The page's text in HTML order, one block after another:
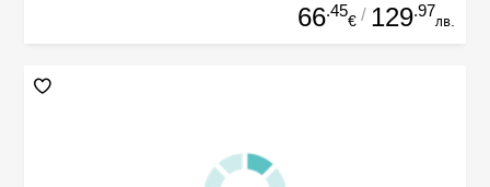
66.45
€ / 129.97
лв.